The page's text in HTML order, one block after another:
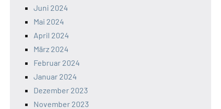
Juni 2024
Mai 2024
April 2024
März 2024
Februar 2024
Januar 2024
Dezember 2023
November 2023